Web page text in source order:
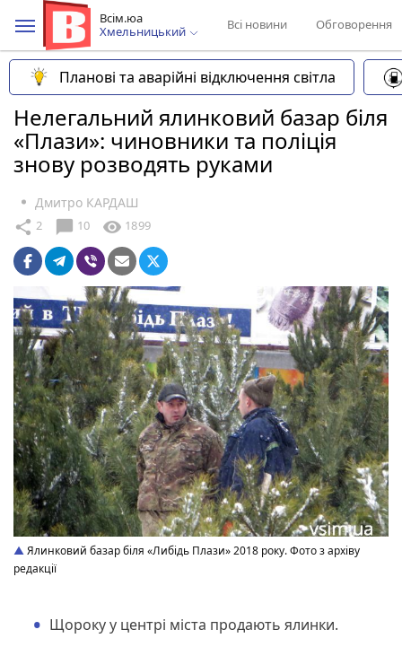
Всім.юа
Хмельницький
Всі новини Обговорення
Планові та аварійні відключення світла
Нелегальний ялинковий базар біля
«Плази»: чиновники та поліція
знову розводять руками
Дмитро КАРДАШ
share 2 chat_bubble 10 visibility 1899
Ялинковий базар біля «Либідь Плази» 2018 року. Фото з архіву
редакції
Щороку у центрі міста продають ялинки.